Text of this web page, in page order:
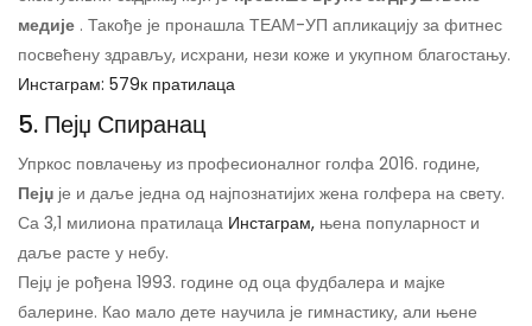
медије . Такође је пронашла ТЕАМ-УП апликацију за фитнес
посвећену здрављу, исхрани, нези коже и укупном благостању.
Инстаграм: 579к пратилаца
5. Пејџ Спиранац
Упркос повлачењу из професионалног голфа 2016. године,
Пејџ је и даље једна од најпознатијих жена голфера на свету.
Са 3,1 милиона пратилаца Инстаграм, њена популарност и
даље расте у небу.
Пејџ је рођена 1993. године од оца фудбалера и мајке
балерине. Као мало дете научила је гимнастику, али њене